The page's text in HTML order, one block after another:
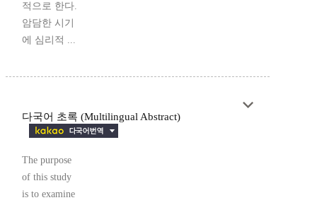
적으로 한다.
암담한 시기
에 심리적 ...
다국어 초록 (Multilingual Abstract)
The purpose
of this study
is to examine